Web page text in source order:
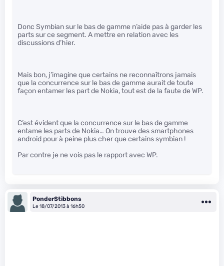
Donc Symbian sur le bas de gamme n’aide pas à garder les
parts sur ce segment. A mettre en relation avec les
discussions d’hier.
Mais bon, j’imagine que certains ne reconnaîtrons jamais
que la concurrence sur le bas de gamme aurait de toute
façon entamer les part de Nokia, tout est de la faute de WP.
C’est évident que la concurrence sur le bas de gamme
entame les parts de Nokia… On trouve des smartphones
android pour à peine plus cher que certains symbian !
Par contre je ne vois pas le rapport avec WP.
PonderStibbons
Le 18/07/2013 à 16h50